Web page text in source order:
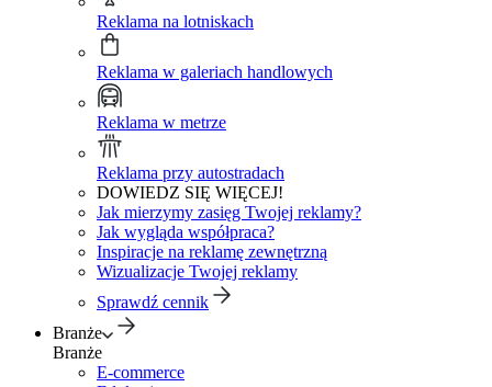
Reklama na lotniskach
Reklama w galeriach handlowych
Reklama w metrze
Reklama przy autostradach
DOWIEDZ SIĘ WIĘCEJ!
Jak mierzymy zasięg Twojej reklamy?
Jak wygląda współpraca?
Inspiracje na reklamę zewnętrzną
Wizualizacje Twojej reklamy
Sprawdź cennik
Branże
Branże
E-commerce